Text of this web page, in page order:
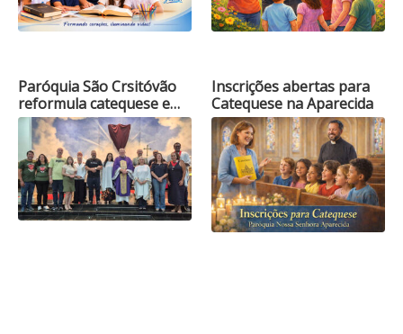
Paróquia São Crsitóvão
reformula catequese e…
Inscrições abertas para
Catequese na Aparecida